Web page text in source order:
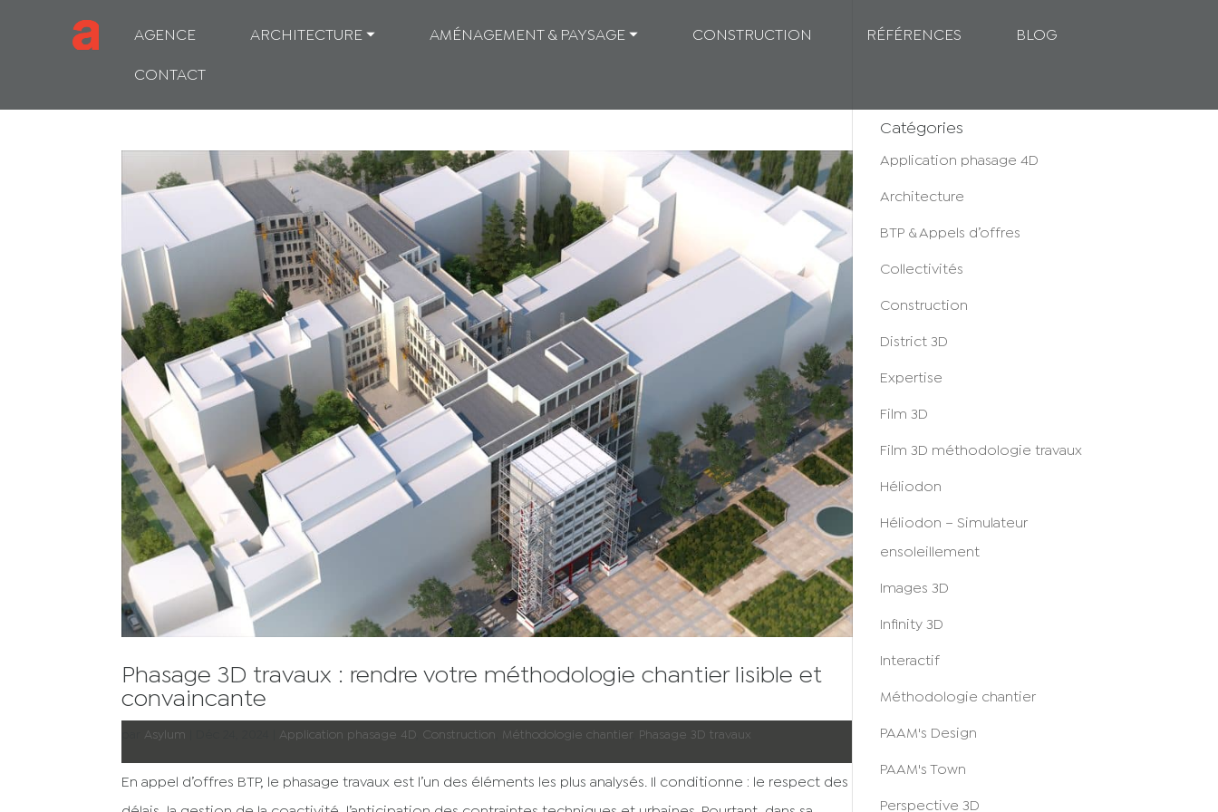
AGENCE ARCHITECTURE ⏷ AMÉNAGEMENT & PAYSAGE ⏷ CONSTRUCTION RÉFÉRENCES BLOG
CONTACT
Phasage 3D travaux : rendre votre méthodologie chantier lisible et
convaincante
Asylum Application phasage 4D Construction Méthodologie chantier Phasage 3D travaux
En appel d’offres BTP, le phasage travaux est l’un des éléments les plus analysés. Il conditionne : le respect des
Catégories
Application phasage 4D
Architecture
BTP & Appels d’offres
Collectivités
Construction
District 3D
Expertise
Film 3D
Film 3D méthodologie travaux
Héliodon
Héliodon – Simulateur
ensoleillement
Images 3D
Infinity 3D
Interactif
Méthodologie chantier
PAAM's Design
PAAM's Town
Perspective 3D